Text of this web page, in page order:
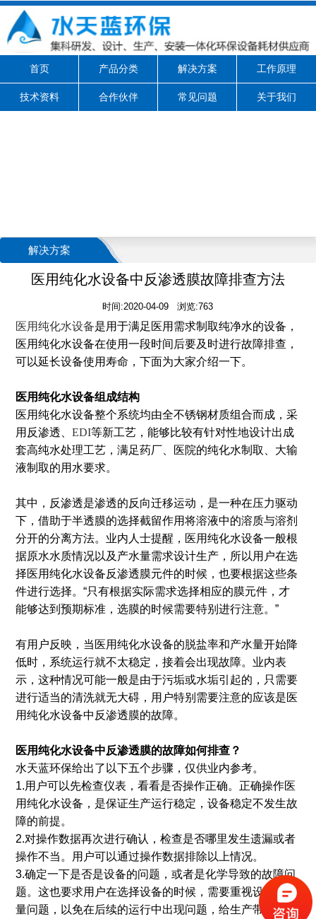
首页 产品分类 解决方案 工作原理
技术资料 合作伙伴 常见问题 关于我们
解决方案
医用纯化水设备中反渗透膜故障排查方法
时间:2020-04-09 浏览:763
医用纯化水设备是用于满足医用需求制取纯净水的设备，
医用纯化水设备在使用一段时间后要及时进行故障排查，
可以延长设备使用寿命，下面为大家介绍一下。
医用纯化水设备组成结构
医用纯化水设备整个系统均由全不锈钢材质组合而成，采
用反渗透、 EDI等新工艺，能够比较有针对性地设计出成
套高纯水处理工艺，满足药厂、医院的纯化水制取、大输
液制取的用水要求。
其中，反渗透是渗透的反向迁移运动，是一种在压力驱动
下，借助于半透膜的选择截留作用将溶液中的溶质与溶剂
分开的分离方法。业内人士提醒，医用纯化水设备一般根
据原水水质情况以及产水量需求设计生产，所以用户在选
择医用纯化水设备反渗透膜元件的时候，也要根据这些条
件进行选择。“只有根据实际需求选择相应的膜元件，才
能够达到预期标准，选膜的时候需要特别进行注意。”
有用户反映，当医用纯化水设备的脱盐率和产水量开始降
低时，系统运行就不太稳定，接着会出现故障。业内表
示，这种情况可能一般是由于污垢或水垢引起的，只需要
进行适当的清洗就无大碍，用户特别需要注意的应该是医
用纯化水设备中反渗透膜的故障。
医用纯化水设备中反渗透膜的故障如何排查？
水天蓝环保给出了以下五个步骤，仅供业内参考。
1.用户可以先检查仪表，看看是否操作正确。正确操作医
用纯化水设备，是保证生产运行稳定，设备稳定不发生故
障的前提。
2.对操作数据再次进行确认，检查是否哪里发生遗漏或者
操作不当。用户可以通过操作数据排除以上情况。
3.确定一下是否是设备的问题，或者是化学导致的故障问
题。这也要求用户在选择设备的时候，需要重视设备的质
量问题，以免在后续的运行中出现问题，给生产带来困